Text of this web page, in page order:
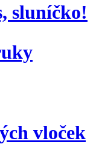
sluníčko!
vloček